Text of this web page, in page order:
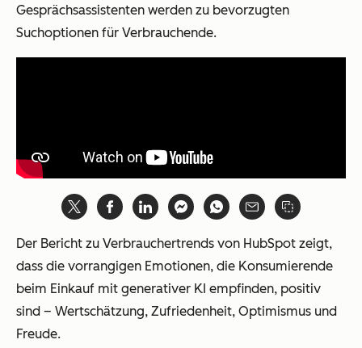
Gesprächsassistenten werden zu bevorzugten
Suchoptionen für Verbrauchende.
Der Bericht zu Verbrauchertrends von HubSpot zeigt,
dass die vorrangigen Emotionen, die Konsumierende
beim Einkauf mit generativer KI empfinden, positiv
sind – Wertschätzung, Zufriedenheit, Optimismus und
Freude.